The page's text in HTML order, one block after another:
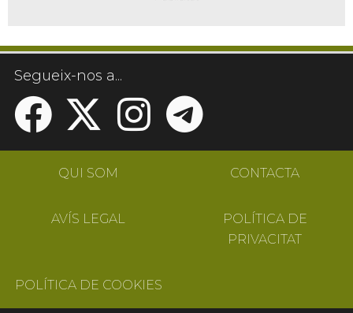
Segueix-nos a...
QUI SOM CONTACTA
AVÍS LEGAL
POLÍTICA DE
PRIVACITAT
POLÍTICA DE COOKIES